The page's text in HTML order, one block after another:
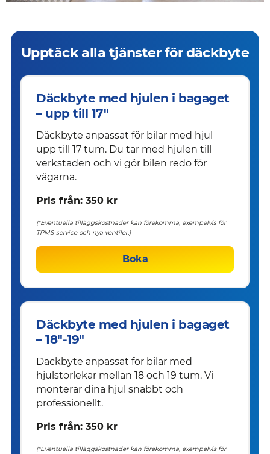
Upptäck alla tjänster för däckbyte
Däckbyte med hjulen i bagaget
– upp till 17"
Däckbyte anpassat för bilar med hjul
upp till 17 tum. Du tar med hjulen till
verkstaden och vi gör bilen redo för
vägarna.
Pris från: 350 kr
(*Eventuella tilläggskostnader kan förekomma, exempelvis för
TPMS-service och nya ventiler.)
Boka
Däckbyte med hjulen i bagaget
– 18"-19"
Däckbyte anpassat för bilar med
hjulstorlekar mellan 18 och 19 tum. Vi
monterar dina hjul snabbt och
professionellt.
Pris från: 350 kr
(*Eventuella tilläggskostnader kan förekomma, exempelvis för